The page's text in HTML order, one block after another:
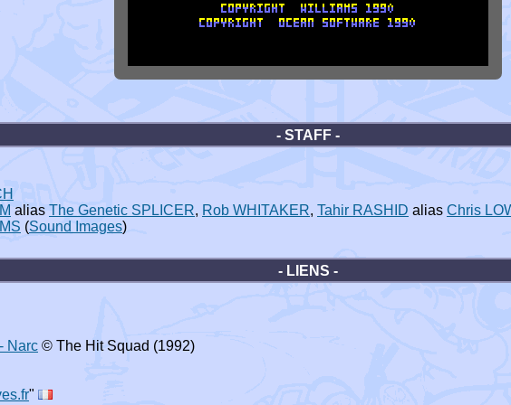
- STAFF -
alias The Genetic SPLICER, Rob WHITAKER, Tahir RASHID alias Chris
(Sound Images)
- LIENS -
Narc © The Hit Squad (1992)
"